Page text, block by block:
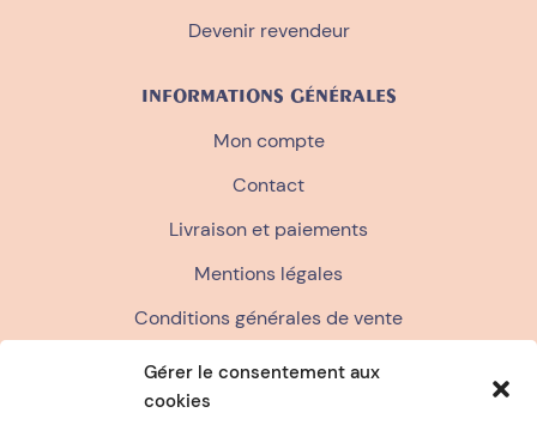
Gérer le consentement aux
cookies
Devenir revendeur
INFORMATIONS GÉNÉRALES
Mon compte
Contact
Livraison et paiements
Mentions légales
Conditions générales de vente
Politique de confidentialité